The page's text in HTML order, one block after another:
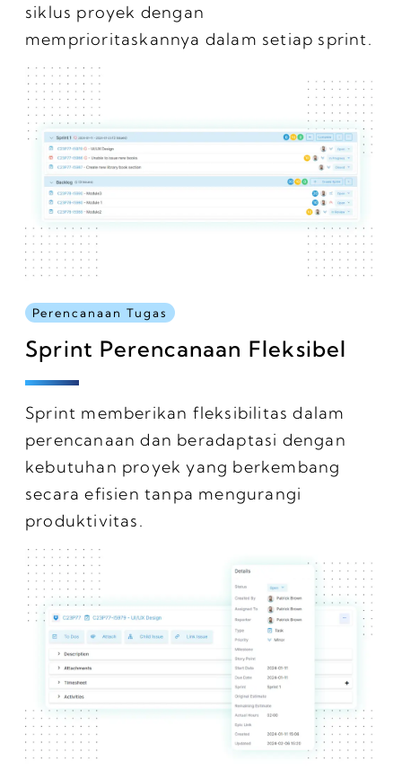
siklus proyek dengan
memprioritaskannya dalam setiap sprint.
Perencanaan Tugas
Sprint Perencanaan Fleksibel
Sprint memberikan fleksibilitas dalam
perencanaan dan beradaptasi dengan
kebutuhan proyek yang berkembang
secara efisien tanpa mengurangi
produktivitas.